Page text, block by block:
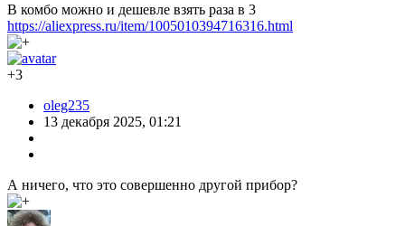
В комбо можно и дешевле взять раза в 3
https://aliexpress.ru/item/1005010394716316.html
+3
oleg235
13 декабря 2025, 01:21
А ничего, что это совершенно другой прибор?